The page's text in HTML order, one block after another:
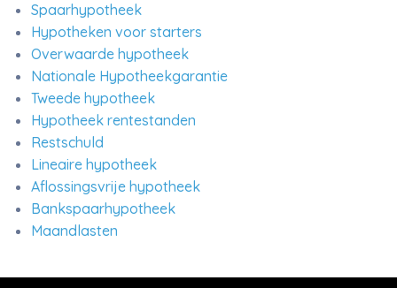
Spaarhypotheek
Hypotheken voor starters
Overwaarde hypotheek
Nationale Hypotheekgarantie
Tweede hypotheek
Hypotheek rentestanden
Restschuld
Lineaire hypotheek
Aflossingsvrije hypotheek
Bankspaarhypotheek
Maandlasten